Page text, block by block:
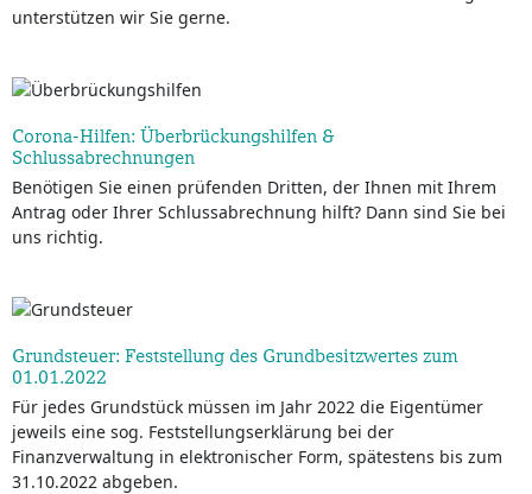
unterstützen wir Sie gerne.
Corona-Hilfen: Überbrückungshilfen &
Schlussabrechnungen
Benötigen Sie einen prüfenden Dritten, der Ihnen mit Ihrem
Antrag oder Ihrer Schlussabrechnung hilft? Dann sind Sie bei
uns richtig.
Grundsteuer: Feststellung des Grundbesitzwertes zum
01.01.2022
Für jedes Grundstück müssen im Jahr 2022 die Eigentümer
jeweils eine sog. Feststellungserklärung bei der
Finanzverwaltung in elektronischer Form, spätestens bis zum
31.10.2022 abgeben.